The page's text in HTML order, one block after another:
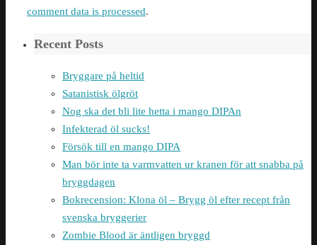
comment data is processed.
Recent Posts
Bryggare på heltid
Satanistisk ölgröt
Nog ska det bli lite hetta i mango DIPAn
Infekterad öl sucks!
Försök till en mango DIPA
Man bör inte ta varmvatten ur kranen för att snabba på
bryggdagen
Bokrecension: Klona öl – Brygg öl efter recept från
svenska bryggerier
Zombie Blood är äntligen bryggd